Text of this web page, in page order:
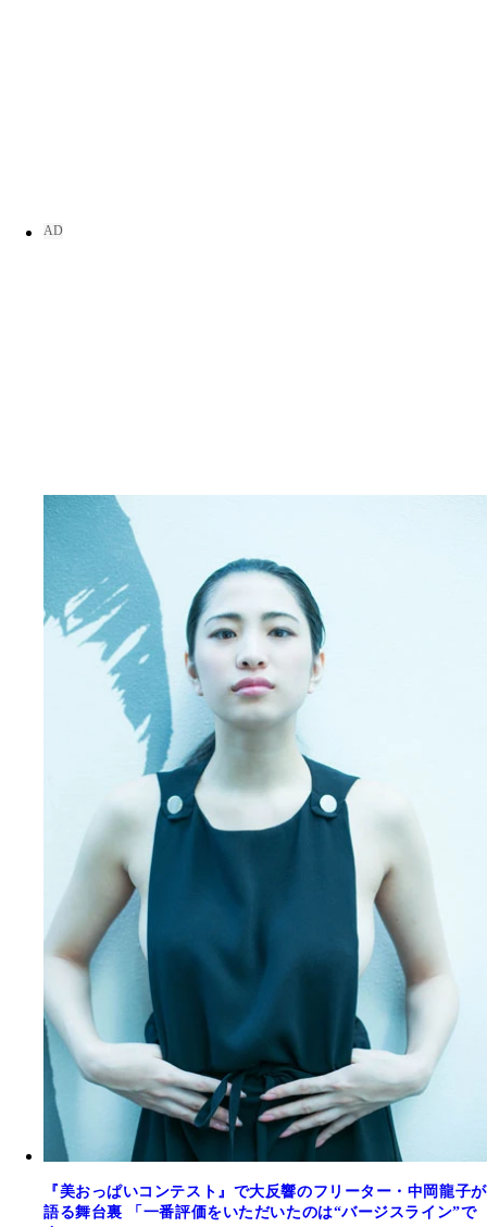
『美おっぱいコンテスト』で大反響のフリーター・中岡龍子が
語る舞台裏 「一番評価をいただいたのは“バージスライン”で